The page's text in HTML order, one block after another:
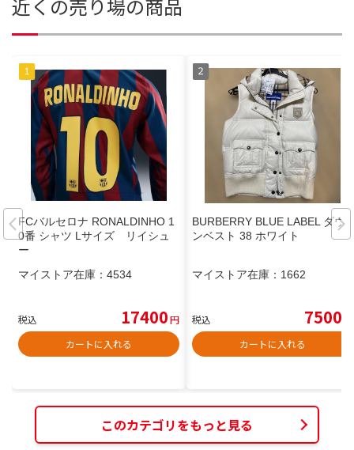
近くの売り場の商品
FCバルセロナ RONALDINHO 1
0番 シャツ Lサイズ リイシュ
ー
マイストア在庫： 4534
税込 17400円
カートに入れる
BURBERRY BLUE LABEL ダウ
ンベスト 38 ホワイト
マイストア在庫： 1662
税込 7500
カートに入れる
このカテゴリをもっと見る